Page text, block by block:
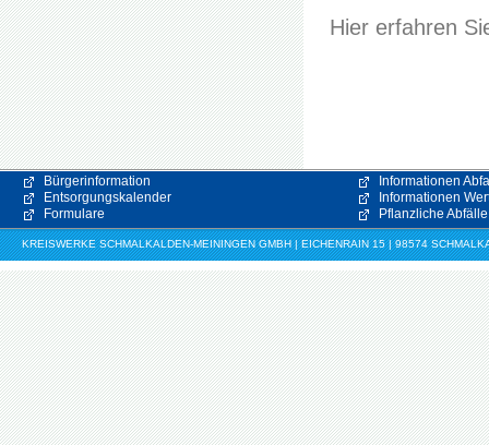
Hier erfahren
Bürgerinformation
Entsorgungskalender
Formulare
Informationen
Informationen
Pflanzliche Abfälle
KREISWERKE SCHMALKALDEN-MEININGEN GMBH | EICHENRAIN 15 | 98574